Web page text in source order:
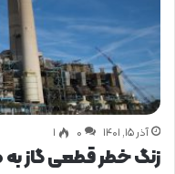
آذر ۱۵, ۱۴۰۱ 0 ۱
زنگ خطر قطعی گاز به